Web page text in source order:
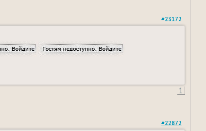
#23172
1
#22872